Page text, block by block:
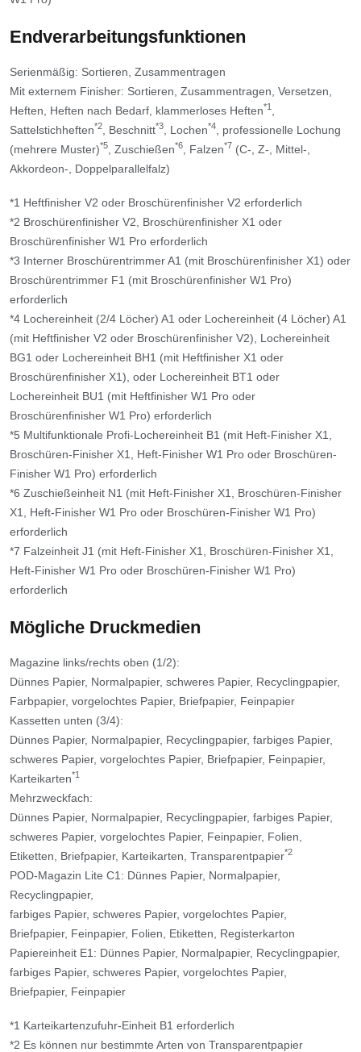
Endverarbeitungsfunktionen
Serienmäßig: Sortieren, Zusammentragen
Mit externem Finisher: Sortieren, Zusammentragen, Versetzen,
Heften, Heften nach Bedarf, klammerloses Heften*1
Sattelstichheften*2 , Beschnitt*3 , Lochen*4
, professionelle Lochung
(mehrere Muster)*5 , Zuschießen*6 , Falzen*7 (C-, Z-, Mittel-,
Akkordeon-, Doppelparallelfalz)
*1 Heftfinisher V2 oder Broschürenfinisher V2 erforderlich
*2 Broschürenfinisher V2, Broschürenfinisher X1 oder
Broschürenfinisher W1 Pro erforderlich
*3 Interner Broschürentrimmer A1 (mit Broschürenfinisher X1) oder
Broschürentrimmer F1 (mit Broschürenfinisher W1 Pro)
erforderlich
*4 Lochereinheit (2/4 Löcher) A1 oder Lochereinheit (4 Löcher) A1
(mit Heftfinisher V2 oder Broschürenfinisher V2), Lochereinheit
BG1 oder Lochereinheit BH1 (mit Heftfinisher X1 oder
Broschürenfinisher X1), oder Lochereinheit BT1 oder
Lochereinheit BU1 (mit Heftfinisher W1 Pro oder
Broschürenfinisher W1 Pro) erforderlich
*5 Multifunktionale Profi-Lochereinheit B1 (mit Heft-Finisher X1,
Broschüren-Finisher X1, Heft-Finisher W1 Pro oder Broschüren-
Finisher W1 Pro) erforderlich
*6 Zuschießeinheit N1 (mit Heft-Finisher X1, Broschüren-Finisher
X1, Heft-Finisher W1 Pro oder Broschüren-Finisher W1 Pro)
erforderlich
*7 Falzeinheit J1 (mit Heft-Finisher X1, Broschüren-Finisher X1,
Heft-Finisher W1 Pro oder Broschüren-Finisher W1 Pro)
erforderlich
Mögliche Druckmedien
Magazine links/rechts oben (1/2):
Dünnes Papier, Normalpapier, schweres Papier, Recyclingpapier,
Farbpapier, vorgelochtes Papier, Briefpapier, Feinpapier
Kassetten unten (3/4):
Dünnes Papier, Normalpapier, Recyclingpapier, farbiges Papier,
schweres Papier, vorgelochtes Papier, Briefpapier, Feinpapier,
Karteikarten*1
Mehrzweckfach:
Dünnes Papier, Normalpapier, Recyclingpapier, farbiges Papier,
schweres Papier, vorgelochtes Papier, Feinpapier, Folien,
Etiketten, Briefpapier, Karteikarten, Transparentpapier*2
POD-Magazin Lite C1: Dünnes Papier, Normalpapier,
Recyclingpapier,
farbiges Papier, schweres Papier, vorgelochtes Papier,
Briefpapier, Feinpapier, Folien, Etiketten, Registerkarton
Papiereinheit E1: Dünnes Papier, Normalpapier, Recyclingpapier,
farbiges Papier, schweres Papier, vorgelochtes Papier,
Briefpapier, Feinpapier
*1 Karteikartenzufuhr-Einheit B1 erforderlich
*2 Es können nur bestimmte Arten von Transparentpapier